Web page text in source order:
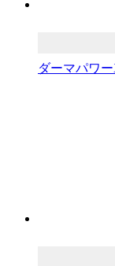
ダーマパワ